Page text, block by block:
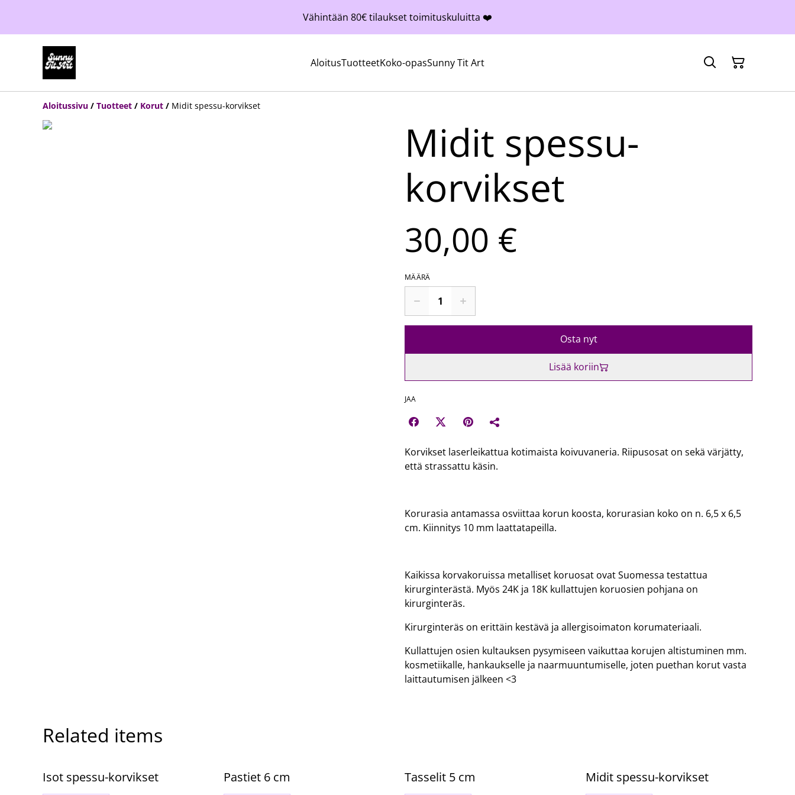
Vähintään 80€ tilaukset toimituskuluitta ❤️
AloitusTuotteetKoko-opasSunny Tit Art
Aloitussivu / Tuotteet / Korut / Midit spessu-korvikset
Midit spessu-
korvikset
30,00 €
MÄÄRÄ
Osta nyt
Lisää koriin
JAA
Korvikset laserleikattua kotimaista koivuvaneria. Riipusosat on sekä värjätty,
että strassattu käsin.
Korurasia antamassa osviittaa korun koosta, korurasian koko on n. 6,5 x 6,5
cm. Kiinnitys 10 mm laattatapeilla.
Kaikissa korvakoruissa metalliset koruosat ovat Suomessa testattua
kirurginterästä. Myös 24K ja 18K kullattujen koruosien pohjana on
kirurginteräs.
Kirurginteräs on erittäin kestävä ja allergisoimaton korumateriaali.
Kullattujen osien kultauksen pysymiseen vaikuttaa korujen altistuminen mm.
kosmetiikalle, hankaukselle ja naarmuuntumiselle, joten puethan korut vasta
laittautumisen jälkeen <3
Related items
Isot spessu-korvikset %
Pastiet 6 cm Tasselit 5 cm Midit spessu-korvikset